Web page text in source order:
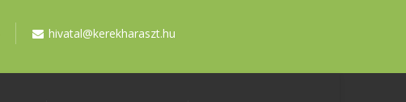
hivatal@kerekharaszt.hu